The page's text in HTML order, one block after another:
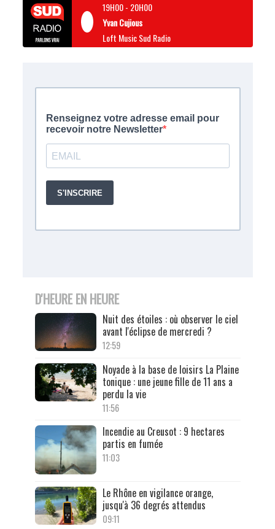
19H00- 20H00
Yvan Cujious
Loft Music Sud Radio
D'HEURE EN HEURE
Nuit des étoiles : où observer le ciel
avant l'éclipse de mercredi ?
12:59
Noyade à la base de loisirs La Plaine
tonique : une jeune fille de 11 ans a
perdu la vie
11:56
Incendie au Creusot : 9 hectares
partis en fumée
11:03
Le Rhône en vigilance orange,
jusqu'à 36 degrés attendus
09:11